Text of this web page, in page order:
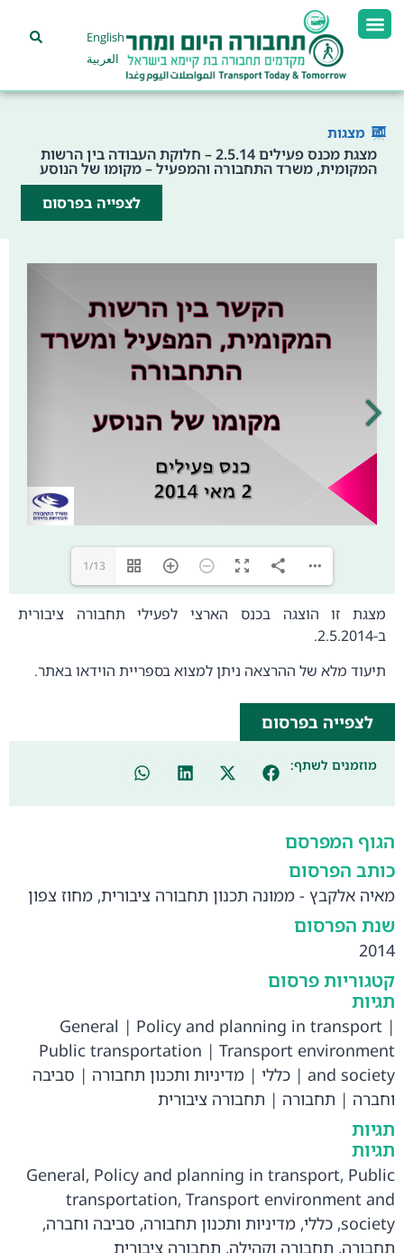
English
العربية
מצגות
מצגת מכנס פעילים 2.5.14 – חלוקת העבודה בין הרשות
המקומית, משרד התחבורה והמפעיל – מקומו של הנוסע
לצפייה בפרסום
1/13
מצגת זו הוצגה בכנס הארצי לפעילי תחבורה ציבורית
ב-2.5.2014.
תיעוד מלא של ההרצאה ניתן למצוא בספריית הוידאו באתר.
לצפייה בפרסום
מוזמנים לשתף:
הגוף המפרסם
כותב הפרסום
מאיה אלקבץ - ממונה תכנון תחבורה ציבורית, מחוז צפון
שנת הפרסום
2014
קטגוריות פרסום
תגיות
General | Policy and planning in transport |
Public transportation | Transport environment
and society
| כללי | מדיניות ותכנון תחבורה | סביבה
וחברה | תחבורה | תחבורה ציבורית
תגיות
תגיות
General, Policy and planning in transport, Public
transportation, Transport environment and
society
, כללי, מדיניות ותכנון תחבורה, סביבה וחברה,
תחבורה, תחבורה וקהילה, תחבורה ציבורית